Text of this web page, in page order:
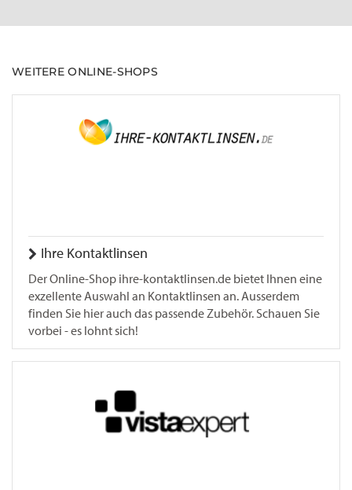
WEITERE ONLINE-SHOPS
Ihre Kontaktlinsen
Der Online-Shop ihre-kontaktlinsen.de bietet Ihnen eine
exzellente Auswahl an Kontaktlinsen an. Ausserdem
finden Sie hier auch das passende Zubehör. Schauen Sie
vorbei - es lohnt sich!